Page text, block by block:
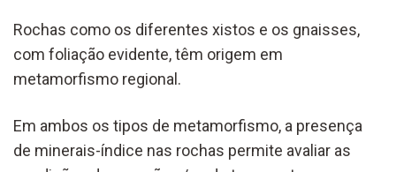
Rochas como os diferentes xistos e os gnaisses,
com foliação evidente, têm origem em
metamorfismo regional.
Em ambos os tipos de metamorfismo, a presença
de minerais-índice nas rochas permite avaliar as